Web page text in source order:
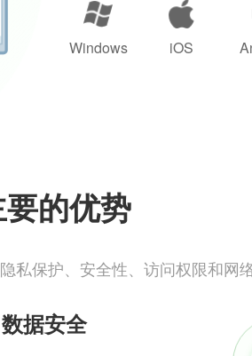
Windows iOS
的优势
私保护、安全性、访问权限和网
数据安全